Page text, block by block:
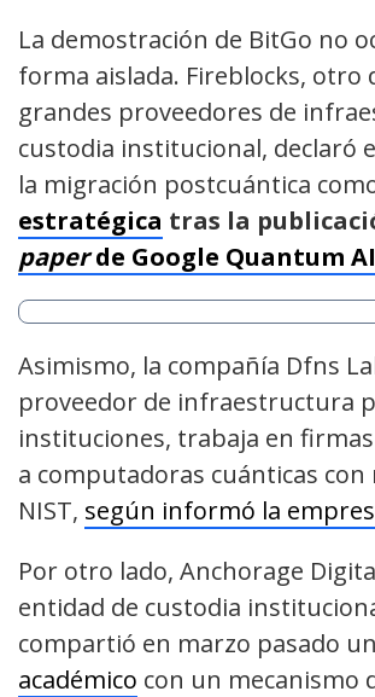
La demostración de BitGo no
forma aislada. Fireblocks, otro
grandes proveedores de
custodia institucional, declaró
la migración postcuántica
estratégica tras la
paperde Google Quantum
Asimismo, la compañía Dfns
proveedor de infraestructura
instituciones, trabaja en
a computadoras cuánticas con
NIST, según informó la
Por otro lado, Anchorage
entidad de custodia
compartió en marzo pasado un
académico con un mecanismo